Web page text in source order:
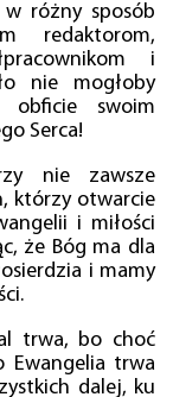
różny sposób
redaktorom,
i
nie mogłoby
obficie swoim
Serca!
nie zawsze
którzy otwarcie
i miłości
że Bóg ma dla
i mamy
trwa, bo choć
Ewangelia trwa
dalej, ku